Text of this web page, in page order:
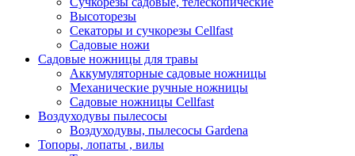
Высоторезы
Секаторы и сучкорезы Cellfast
Садовые ножи
Садовые ножницы для травы
Аккумуляторные садовые ножницы
Механические ручные ножницы
Садовые ножницы Cellfast
Воздуходувы пылесосы
Воздуходувы, пылесосы Gardena
Топоры, лопаты , вилы